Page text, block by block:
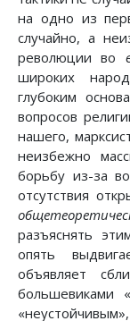
на одно из
случайно, а
революции во
широких
глубоким
вопросов
нашего,
неизбежно
борьбу из-за
отсутствия
разъяснять
опять
объявляет
большевиками